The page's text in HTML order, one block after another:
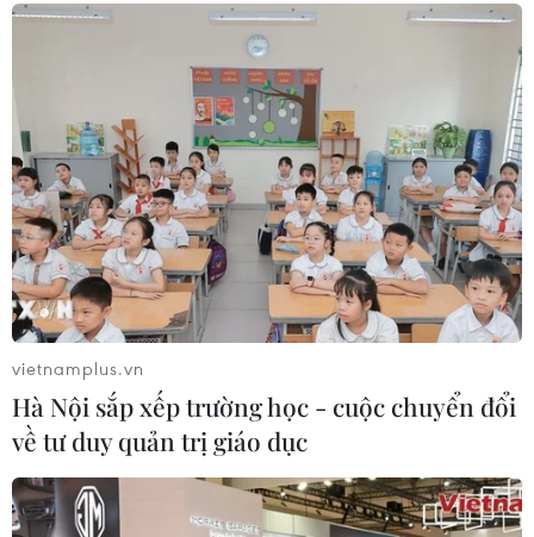
Đặt mua vé tàu qua mạng có thể thanh
toán bằng thẻ ATM
01/07/2015 09:05
Nhằm tạo thuận lợi cho hành khách, Tổng công ty
Đường sắt Việt Nam triển khai thêm hình thức thanh
toán qua thẻ ATM khi mua vé tàu qua mạng.
vietnamplus.vn
Hà Nội sắp xếp trường học - cuộc chuyển đổi
về tư duy quản trị giáo dục